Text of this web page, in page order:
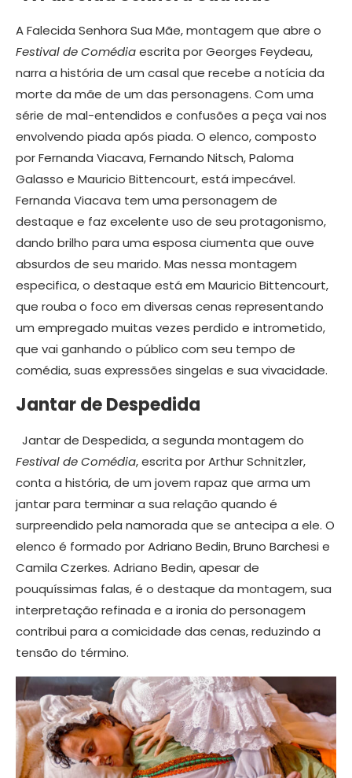
A Falecida Senhora Sua Mãe, montagem que abre o
Festival de Comédiaescrita por Georges Feydeau,
narra a história de um casal que recebe a notícia da
morte da mãe de um das personagens. Com uma
série de mal-entendidos e confusões a peça vai nos
envolvendo piada após piada. O elenco, composto
por Fernanda Viacava, Fernando Nitsch, Paloma
Galasso e Mauricio Bittencourt, está impecável.
Fernanda Viacava tem uma personagem de
destaque e faz excelente uso de seu protagonismo,
dando brilho para uma esposa ciumenta que ouve
absurdos de seu marido. Mas nessa montagem
especifica, o destaque está em Mauricio Bittencourt,
que rouba o foco em diversas cenas representando
um empregado muitas vezes perdido e intrometido,
que vai ganhando o público com seu tempo de
comédia, suas expressões singelas e sua vivacidade.
Jantar de Despedida
Jantar de Despedida, a segunda montagem do
Festival de Comédia, escrita por Arthur Schnitzler,
conta a história, de um jovem rapaz que arma um
jantar para terminar a sua relação quando é
surpreendido pela namorada que se antecipa a ele. O
elenco é formado por Adriano Bedin, Bruno Barchesi e
Camila Czerkes. Adriano Bedin, apesar de
pouquíssimas falas, é o destaque da montagem, sua
interpretação refinada e a ironia do personagem
contribui para a comicidade das cenas, reduzindo a
tensão do término.